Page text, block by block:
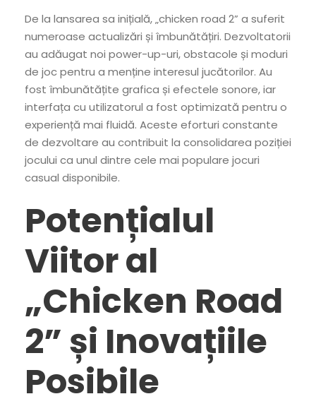
De la lansarea sa inițială, „chicken road 2” a suferit
numeroase actualizări și îmbunătățiri. Dezvoltatorii
au adăugat noi power-up-uri, obstacole și moduri
de joc pentru a menține interesul jucătorilor. Au
fost îmbunătățite grafica și efectele sonore, iar
interfața cu utilizatorul a fost optimizată pentru o
experiență mai fluidă. Aceste eforturi constante
de dezvoltare au contribuit la consolidarea poziției
jocului ca unul dintre cele mai populare jocuri
casual disponibile.
Potențialul
Viitor al
„Chicken Road
2” și Inovațiile
Posibile